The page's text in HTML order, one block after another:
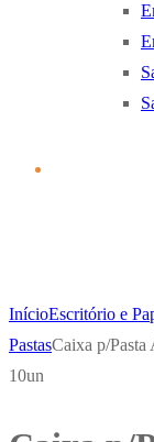
InícioEscritório e
PastasCaixa p/
10un